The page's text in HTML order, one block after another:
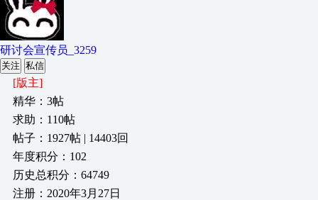
研讨会宣传员_3259
关注 私信
[版主]
精华：3帖
求助：110帖
帖子：1927帖 | 14403回
年度积分：102
历史总积分：64749
注册：2020年3月27日